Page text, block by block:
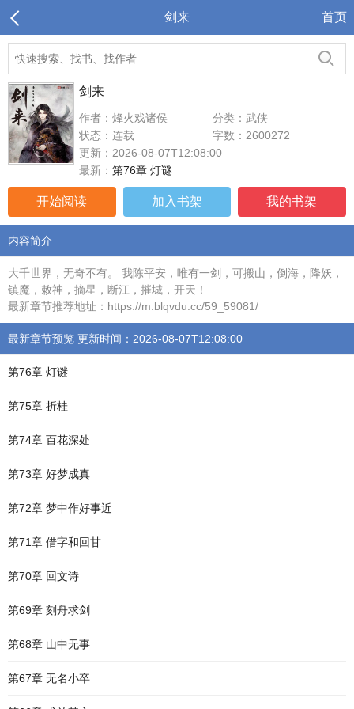
剑来 首页
剑来
作者：烽火戏诸侯
分类：武侠
状态：连载
字数：2600272
更新：2026-08-07T12:08:00
最新： 第76章 灯谜
开始阅读 加入书架 我的书架
内容简介
大千世界，无奇不有。 我陈平安，唯有一剑，可搬山，倒海，降妖，
镇魔，敕神，摘星，断江，摧城，开天！
最新章节推荐地址：https://m.blqvdu.cc/59_59081/
最新章节预览 更新时间：2026-08-07T12:08:00
第76章 灯谜
第75章 折桂
第74章 百花深处
第73章 好梦成真
第72章 梦中作好事近
第71章 借字和回甘
第70章 回文诗
第69章 刻舟求剑
第68章 山中无事
第67章 无名小卒